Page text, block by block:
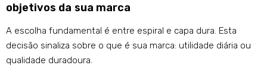
objetivos da sua marca
A escolha fundamental é entre espiral e capa dura. Esta
decisão sinaliza sobre o que é sua marca: utilidade diária ou
qualidade duradoura.